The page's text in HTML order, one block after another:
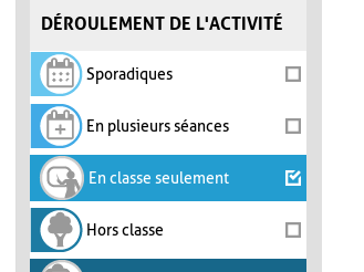
DÉROULEMENT DE L'ACTIVITÉ
Sporadiques
En plusieurs séances
En classe seulement
Hors classe